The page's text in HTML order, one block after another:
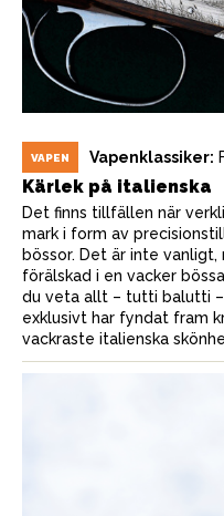
VAPEN Vapenklassiker:
Kärlek på italienska
Det finns tillfällen när
mark i form av
bössor. Det är inte vanligt,
förälskad i en vacker
du veta allt – tutti balutti
exklusivt har fyndat fram
vackraste italienska